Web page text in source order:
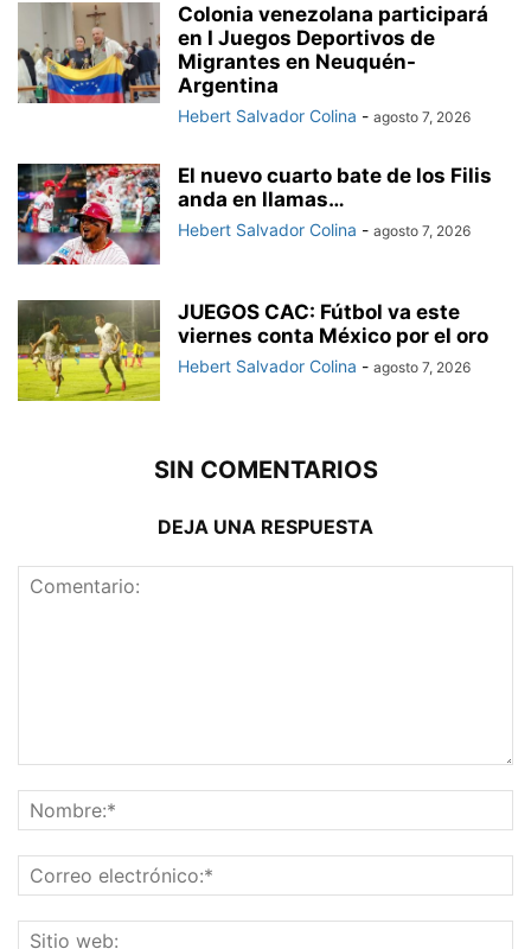
Colonia venezolana participará
en I Juegos Deportivos de
Migrantes en Neuquén-
Argentina
Hebert Salvador Colina - agosto 7, 2026
El nuevo cuarto bate de los Filis
anda en llamas…
Hebert Salvador Colina - agosto 7, 2026
JUEGOS CAC: Fútbol va este
viernes conta México por el oro
Hebert Salvador Colina - agosto 7, 2026
SIN COMENTARIOS
DEJA UNA RESPUESTA